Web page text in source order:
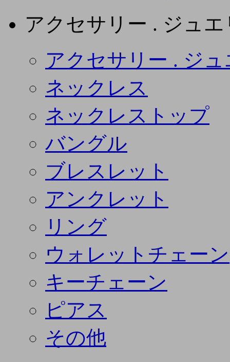
アクセサリー . ジュエ
アクセサリー . ジ
ネックレス
ネックレストップ
バングル
ブレスレット
アンクレット
リング
ウォレットチェーン
キーチェーン
ピアス
その他